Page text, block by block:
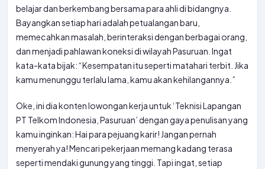
belajar dan berkembang bersama para ahli di bidangnya.
Bayangkan setiap hari adalah petualangan baru,
memecahkan masalah, berinteraksi dengan berbagai orang,
dan menjadi pahlawan koneksi di wilayah Pasuruan. Ingat
kata-kata bijak: “Kesempatan itu seperti matahari terbit. Jika
kamu menunggu terlalu lama, kamu akan kehilangannya.”
Oke, ini dia konten lowongan kerja untuk ‘Teknisi Lapangan
PT Telkom Indonesia, Pasuruan’ dengan gaya penulisan yang
kamu inginkan: Hai para pejuang karir! Jangan pernah
menyerah ya! Mencari pekerjaan memang kadang terasa
seperti mendaki gunung yang tinggi. Tapi ingat, setiap